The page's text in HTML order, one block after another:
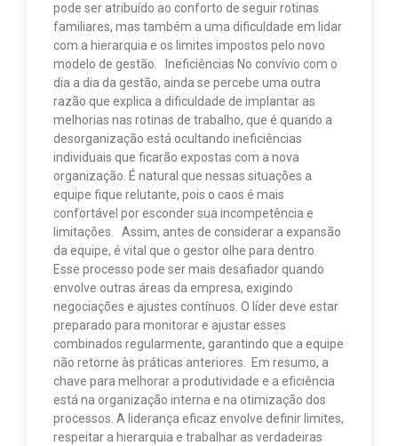
pode ser atribuído ao conforto de seguir rotinas
familiares, mas também a uma dificuldade em lidar
com a hierarquia e os limites impostos pelo novo
modelo de gestão. Ineficiências No convívio com o
dia a dia da gestão, ainda se percebe uma outra
razão que explica a dificuldade de implantar as
melhorias nas rotinas de trabalho, que é quando a
desorganização está ocultando ineficiências
individuais que ficarão expostas com a nova
organização. É natural que nessas situações a
equipe fique relutante, pois o caos é mais
confortável por esconder sua incompetência e
limitações. Assim, antes de considerar a expansão
da equipe, é vital que o gestor olhe para dentro.
Esse processo pode ser mais desafiador quando
envolve outras áreas da empresa, exigindo
negociações e ajustes contínuos. O líder deve estar
preparado para monitorar e ajustar esses
combinados regularmente, garantindo que a equipe
não retorne às práticas anteriores. Em resumo, a
chave para melhorar a produtividade e a eficiência
está na organização interna e na otimização dos
processos. A liderança eficaz envolve definir limites,
respeitar a hierarquia e trabalhar as verdadeiras